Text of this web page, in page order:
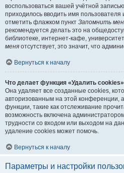
воспользоваться вашей учётной
приходилось вводить имя
отметить флажком пункт Запомнить
рекомендуется делать это на
библиотеке, интернет-кафе,
меня отсутствует, это значит, что
Вернуться к началу
Что делает функция «Удалить
Она удаляет все созданные cookies,
авторизованным на этой конференции,
функции, такие как отслеживание
возможность включена
трудности со входом или выходом на
удаление cookies может помочь.
Вернуться к началу
Параметры и настройки